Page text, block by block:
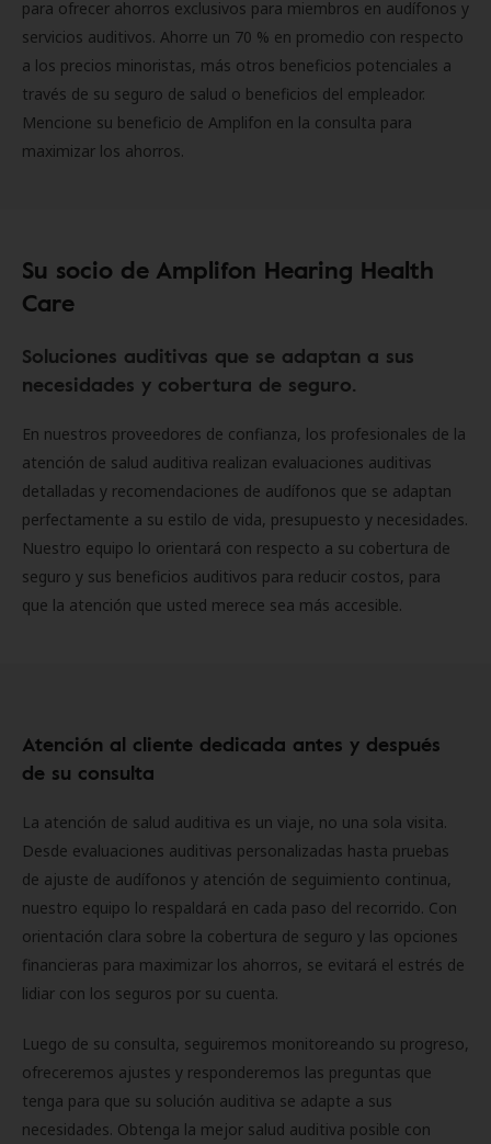
para ofrecer ahorros exclusivos para miembros en audífonos y
servicios auditivos. Ahorre un 70 % en promedio con respecto
a los precios minoristas, más otros beneficios potenciales a
través de su seguro de salud o beneficios del empleador.
Mencione su beneficio de Amplifon en la consulta para
maximizar los ahorros.
Su socio de Amplifon Hearing Health
Care
Soluciones auditivas que se adaptan a sus
necesidades y cobertura de seguro.
En nuestros proveedores de confianza, los profesionales de la
atención de salud auditiva realizan evaluaciones auditivas
detalladas y recomendaciones de audífonos que se adaptan
perfectamente a su estilo de vida, presupuesto y necesidades.
Nuestro equipo lo orientará con respecto a su cobertura de
seguro y sus beneficios auditivos para reducir costos, para
que la atención que usted merece sea más accesible.
Atención al cliente dedicada antes y después
de su consulta
La atención de salud auditiva es un viaje, no una sola visita.
Desde evaluaciones auditivas personalizadas hasta pruebas
de ajuste de audífonos y atención de seguimiento continua,
nuestro equipo lo respaldará en cada paso del recorrido. Con
orientación clara sobre la cobertura de seguro y las opciones
financieras para maximizar los ahorros, se evitará el estrés de
lidiar con los seguros por su cuenta.
Luego de su consulta, seguiremos monitoreando su progreso,
ofreceremos ajustes y responderemos las preguntas que
tenga para que su solución auditiva se adapte a sus
necesidades. Obtenga la mejor salud auditiva posible con